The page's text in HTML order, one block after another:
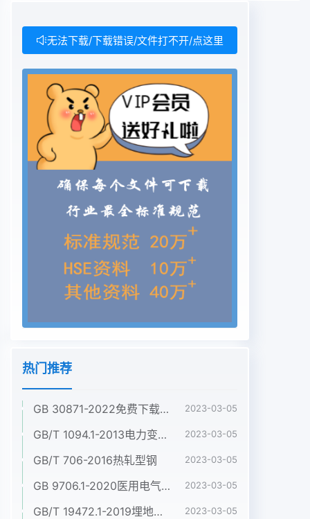
无法下载/下载错误/文件打不开/点这里
热门推荐
GB 30871-2022免费下载危险化学品企业特殊作业安全规范 2023-03-05
GB/T 1094.1-2013电力变压器 第1部分:总则 2023-03-05
GB/T 706-2016热轧型钢 2023-03-05
GB 9706.1-2020医用电气设备 第1部分:基本安全和基本性能的通用要求 2023-03-05
GB/T 19472.1-2019埋地用聚乙烯(PE)结构壁管道系统 第1部分:聚乙烯双壁波纹管材 2023-03-05